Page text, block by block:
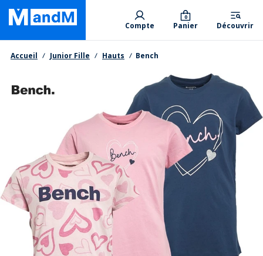
Skip
main
content
Primary departments
Compte Panier
0
Découvrir
Fil d'Ariane
Accueil Junior Fille Hauts Bench